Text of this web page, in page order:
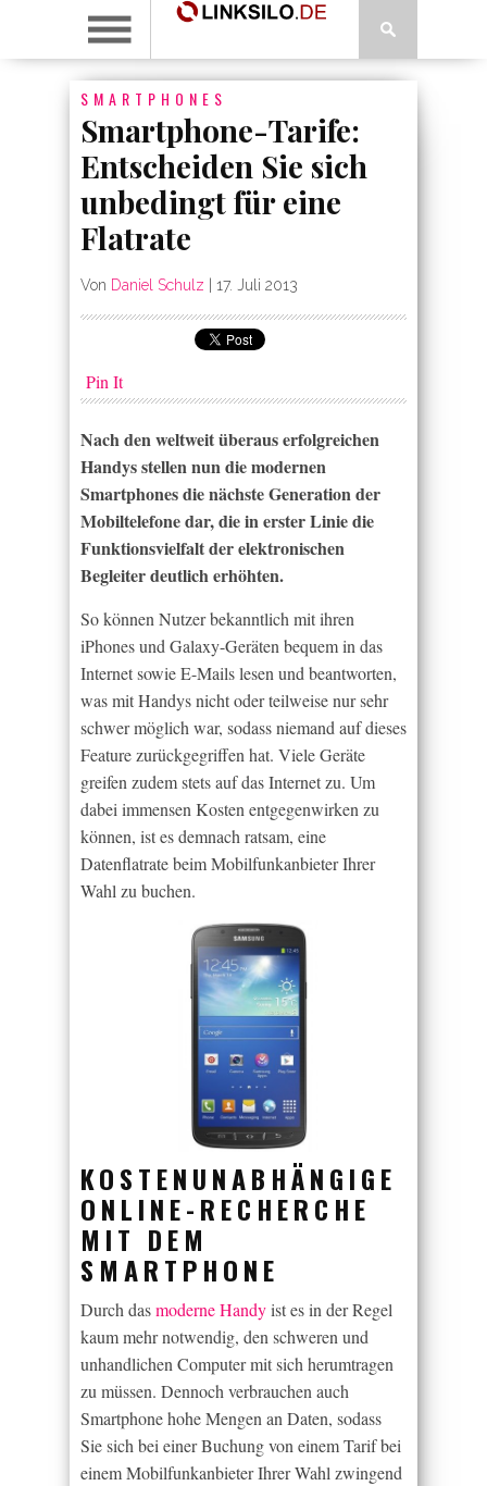
SMARTPHONES
Smartphone-Tarife:
Entscheiden Sie sich
unbedingt für eine
Flatrate
Von Daniel Schulz 17. Juli 2013
Pin It
Nach den weltweit überaus erfolgreichen
Handys stellen nun die modernen
Smartphones die nächste Generation der
Mobiltelefone dar, die in erster Linie die
Funktionsvielfalt der elektronischen
Begleiter deutlich erhöhten.
So können Nutzer bekanntlich mit ihren
iPhones und Galaxy-Geräten bequem in das
Internet sowie E-Mails lesen und beantworten,
was mit Handys nicht oder teilweise nur sehr
schwer möglich war, sodass niemand auf dieses
Feature zurückgegriffen hat. Viele Geräte
greifen zudem stets auf das Internet zu. Um
dabei immensen Kosten entgegenwirken zu
können, ist es demnach ratsam, eine
Datenflatrate beim Mobilfunkanbieter Ihrer
Wahl zu buchen.
KOSTENUNABHÄNGIGE
ONLINE-RECHERCHE
MIT DEM
SMARTPHONE
Durch dasmoderne Handyist es in der Regel
kaum mehr notwendig, den schweren und
unhandlichen Computer mit sich herumtragen
zu müssen. Dennoch verbrauchen auch
Smartphone hohe Mengen an Daten, sodass
Sie sich bei einer Buchung von einem Tarif bei
einem Mobilfunkanbieter Ihrer Wahl zwingend